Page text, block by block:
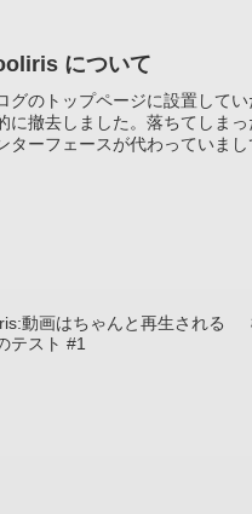
について
グのトップページに設置して
に撤去しました。落ちてしま
ターフェースが代わっていま
動画はちゃんと再生される
テスト #1